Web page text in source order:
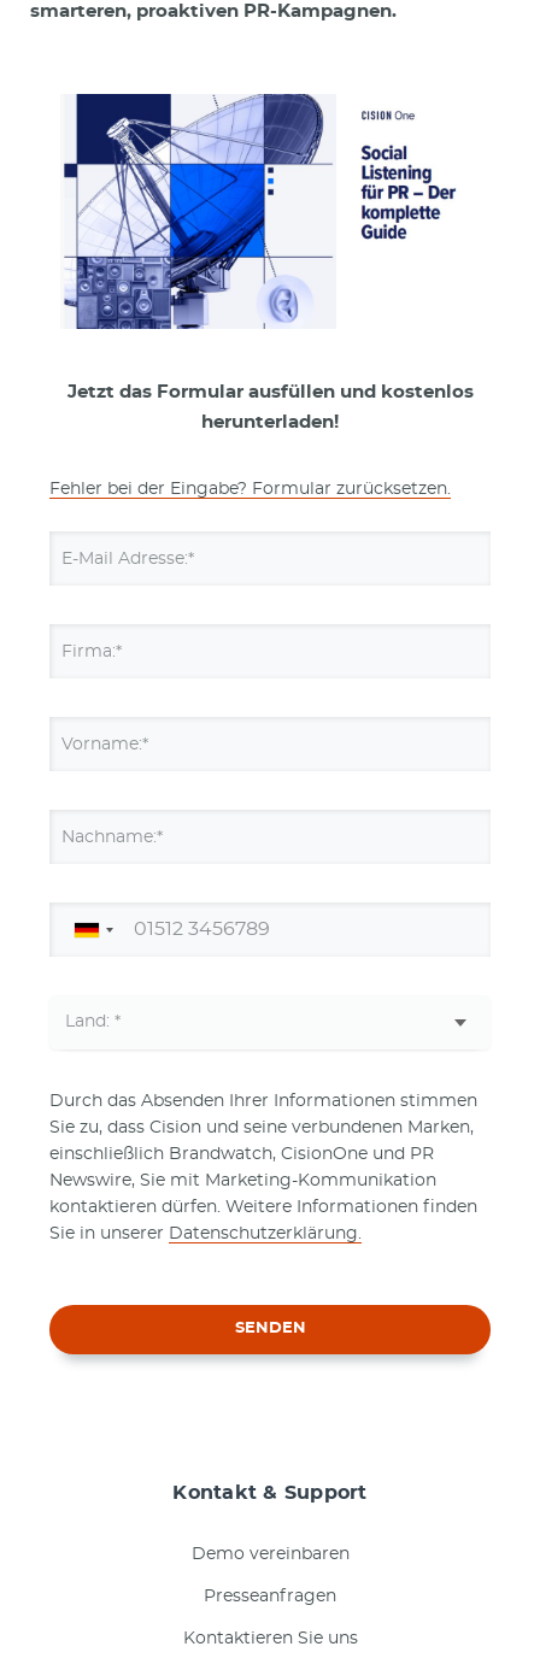
smarteren, proaktiven PR-Kampagnen.
Jetzt das Formular ausfüllen und kostenlos
herunterladen!
Fehler bei der Eingabe? Formular zurücksetzen.
E-Mail Adresse:*
Firma:*
Vorname:*
Nachname:*
Durch das Absenden Ihrer Informationen stimmen
Sie zu, dass Cision und seine verbundenen Marken,
einschließlich Brandwatch, CisionOne und PR
Newswire, Sie mit Marketing-Kommunikation
kontaktieren dürfen. Weitere Informationen finden
Sie in unserer Datenschutzerklärung.
SENDEN
Kontakt & Support
Demo vereinbaren
Presseanfragen
Kontaktieren Sie uns